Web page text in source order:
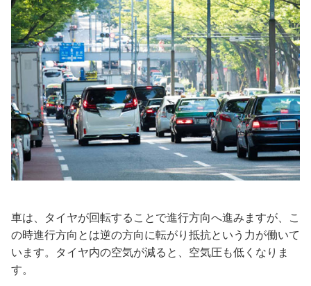
車は、タイヤが回転することで進行方向へ進みますが、こ
の時進行方向とは逆の方向に転がり抵抗という力が働いて
います。タイヤ内の空気が減ると、空気圧も低くなりま
す。